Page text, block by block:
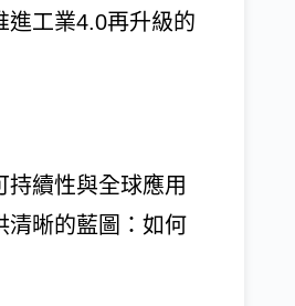
進工業4.0再升級的
續性與全球應用
清晰的藍圖：如何